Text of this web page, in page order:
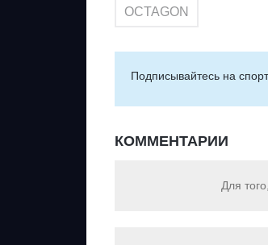
OCTAGON
Подписывайтесь на
КОММЕНТАРИИ
Для